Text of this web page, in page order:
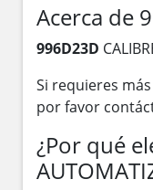
Acerca de
996D23D
Si requieres
por favor
¿Por qué